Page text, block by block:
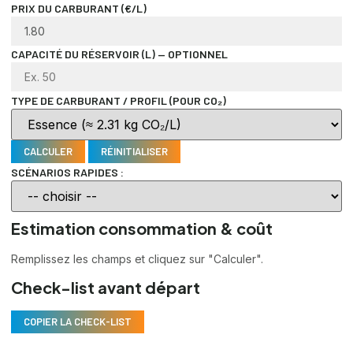
PRIX DU CARBURANT (€/L)
CAPACITÉ DU RÉSERVOIR (L) — OPTIONNEL
TYPE DE CARBURANT / PROFIL (POUR CO₂)
CALCULER RÉINITIALISER
SCÉNARIOS RAPIDES :
Estimation consommation & coût
Remplissez les champs et cliquez sur "Calculer".
Check-list avant départ
COPIER LA CHECK-LIST